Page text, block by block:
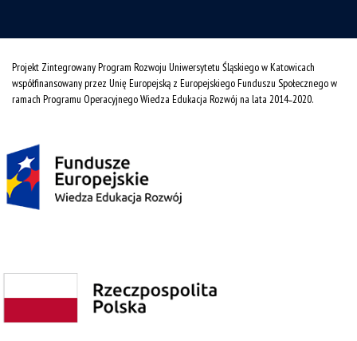
Projekt Zintegrowany Program Rozwoju Uniwersytetu Śląskiego w Katowicach
współfinansowany przez Unię Europejską z Europejskiego Funduszu Społecznego w
ramach Programu Operacyjnego Wiedza Edukacja Rozwój na lata 2014˗2020.